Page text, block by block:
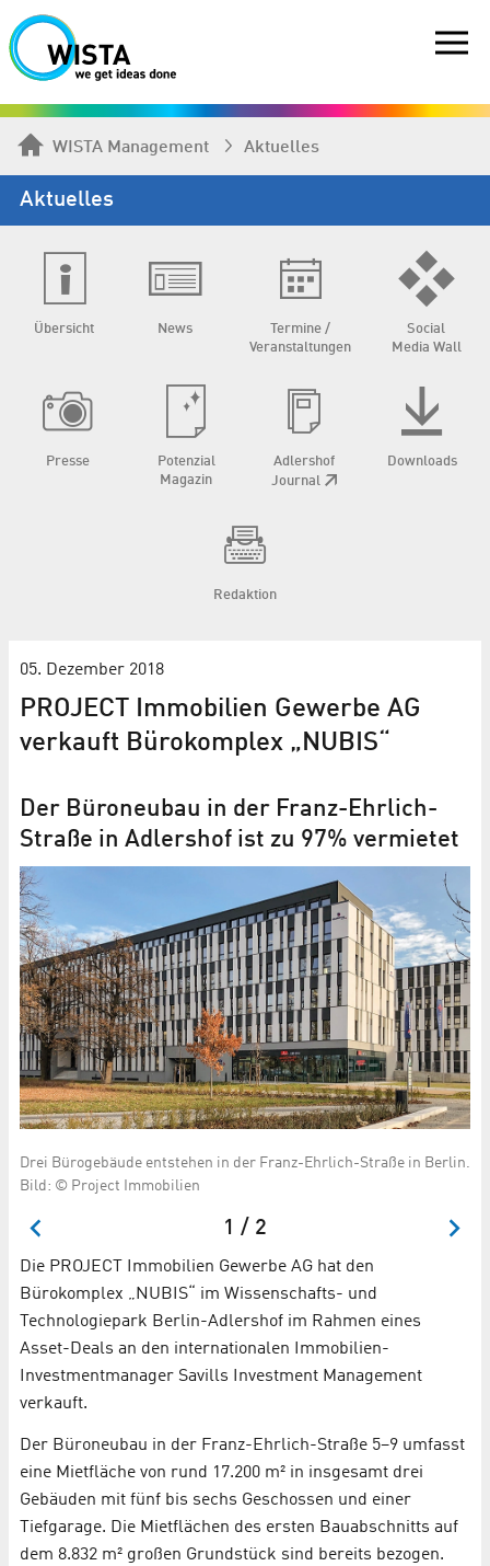
WISTA Management Aktuelles
Aktuelles
Übersicht News
Termine /
Veranstaltungen
Social
Media Wall
Presse
Potenzial
Magazin
Adlershof
Journal
Downloads
Redaktion
05. Dezember 2018
PROJECT Immobilien Gewerbe AG
verkauft Bürokomplex „NUBIS“
Der Büroneubau in der Franz-Ehrlich-
Straße in Adlershof ist zu 97% vermietet
Drei Bürogebäude entstehen in der Franz-Ehrlich-Straße in Berlin.
Bild: © Project Immobilien
1 / 2
Die PROJECT Immobilien Gewerbe AG hat den
Bürokomplex „NUBIS“ im Wissenschafts- und
Technologiepark Berlin-Adlershof im Rahmen eines
Asset-Deals an den internationalen Immobilien-
Investmentmanager Savills Investment Management
verkauft.
Der Büroneubau in der Franz-Ehrlich-Straße 5–9 umfasst
eine Mietfläche von rund 17.200 m² in insgesamt drei
Gebäuden mit fünf bis sechs Geschossen und einer
Tiefgarage. Die Mietflächen des ersten Bauabschnitts auf
dem 8.832 m² großen Grundstück sind bereits bezogen.